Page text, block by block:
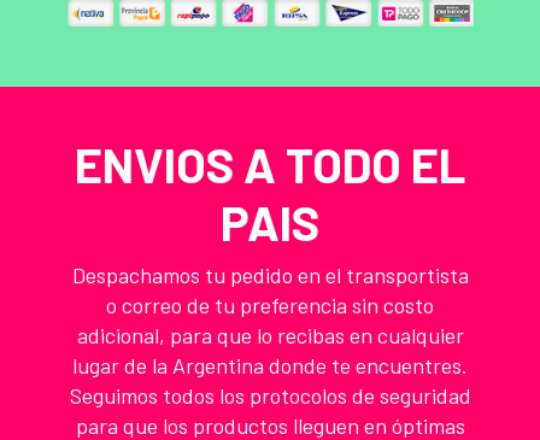
ENVIOS A TODO EL
PAIS
Despachamos tu pedido en el transportista
o correo de tu preferencia sin costo
adicional, para que lo recibas en cualquier
lugar de la Argentina donde te encuentres.
Seguimos todos los protocolos de seguridad
para que los productos lleguen en óptimas